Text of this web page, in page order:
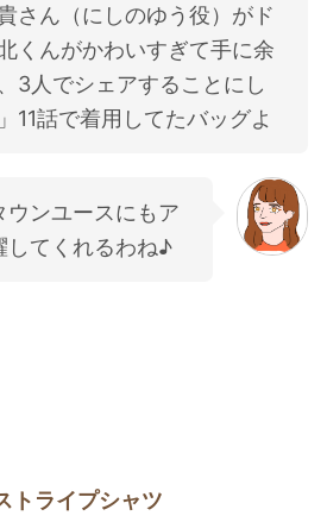
さん（にしのゆう役）がド
くんがかわいすぎて手に余
3人でシェアすることにし
11話で着用してたバッグよ
ウンユースにもア
してくれるわね♪
トライプシャツ